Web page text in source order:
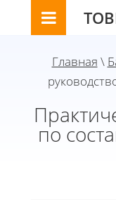
Главная \
по